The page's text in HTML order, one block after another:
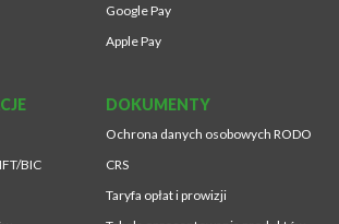
Google Pay
Apple Pay
BIC
DOKUMENTY
Ochrona danych osobowych RODO
CRS
Taryfa opłat i prowizji